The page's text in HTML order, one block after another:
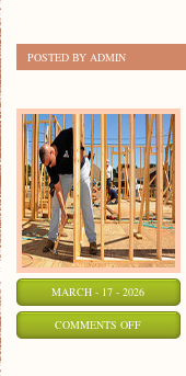
POSTED BY ADMIN
MARCH - 17 - 2026
COMMENTS OFFON